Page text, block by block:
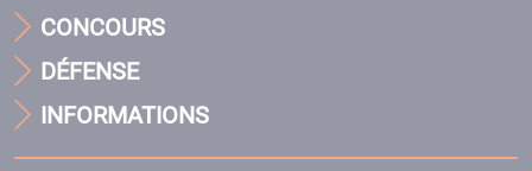
CONCOURS
DÉFENSE
INFORMATIONS